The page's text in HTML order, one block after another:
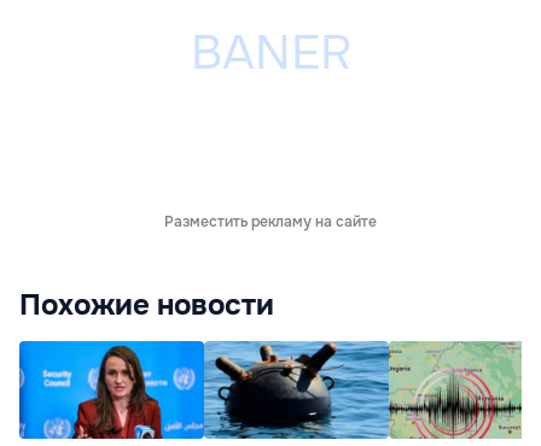
Разместить рекламу на сайте
Похожие новости